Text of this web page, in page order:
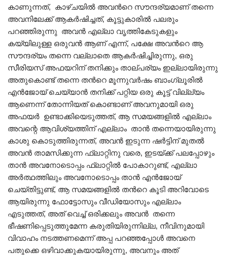
കാണുന്നത്, കാഴ്ചയിൽ അവൻറെ സൗന്ദര്യമാണ് തന്നെ
അവനിലേക്ക് ആകർഷിച്ചത്, കൂട്ടുകാരിൽ പലരും
പറഞ്ഞിരുന്നു അവൻ എല്ലാ വൃത്തികേടുകളും
കയ്യിലുള്ള ഒരുവൻ ആണ് എന്ന്, പക്ഷേ അവൻറെ ആ
സൗന്ദര്യം തന്നെ വല്ലാതെ ആകർഷിച്ചിരുന്നു, ഒരു
സീരിയസ് അഫയറിന് തനിക്കും താല്പര്യം ഇല്ലായിരുന്നു
അതുകൊണ്ട് തന്നെ തൻറെ മൂന്നുവർഷം ബാംഗ്ലൂരിൽ
എൻജോയ് ചെയ്യാൻ തനിക്ക് പറ്റിയ ഒരു കൂട്ട് വില്ല്യം
ആണെന്ന് തോന്നിയത് കൊണ്ടാണ് അവനുമായി ഒരു
അഫയർ ഉണ്ടാക്കിയെടുത്തത്, ആ സമയങ്ങളിൽ എല്ലാം
അവന്റെ ആവിശ്യത്തിന് എല്ലാം താൻ തന്നെയായിരുന്നു
കാശു കൊടുത്തിരുന്നത്, അവൻ ഇടുന്ന ഷർട്ടിന് മുതൽ
അവൻ താമസിക്കുന്ന ഫ്ലാറ്റിനു വരെ, ഇടയ്ക്ക് പലപ്പോഴും
താൻ അവനോടൊപ്പം ഫ്ലാറ്റിൽ പോകാറുണ്ട്, എല്ലാ
അർത്ഥത്തിലും അവനോടൊപ്പം താൻ എൻജോയ്
ചെയ്തിട്ടുണ്ട്, ആ സമയങ്ങളിൽ തൻറെ കൂടി അറിവോടെ
ആയിരുന്നു ഫോട്ടോസും വീഡിയോസും എല്ലാം
എടുത്തത്, അത് വെച്ച് ഒരിക്കലും അവൻ തന്നെ
ഭീഷണിപ്പെടുത്തുമേന്ന കരുതിയിരുന്നില്ല, നീവിനുമായി
വിവാഹം നടത്തണമെന്ന് അപ്പ പറഞ്ഞപ്പോൾ അവനെ
പതുക്കെ ഒഴിവാക്കുകയായിരുന്നു, അവനും അത്